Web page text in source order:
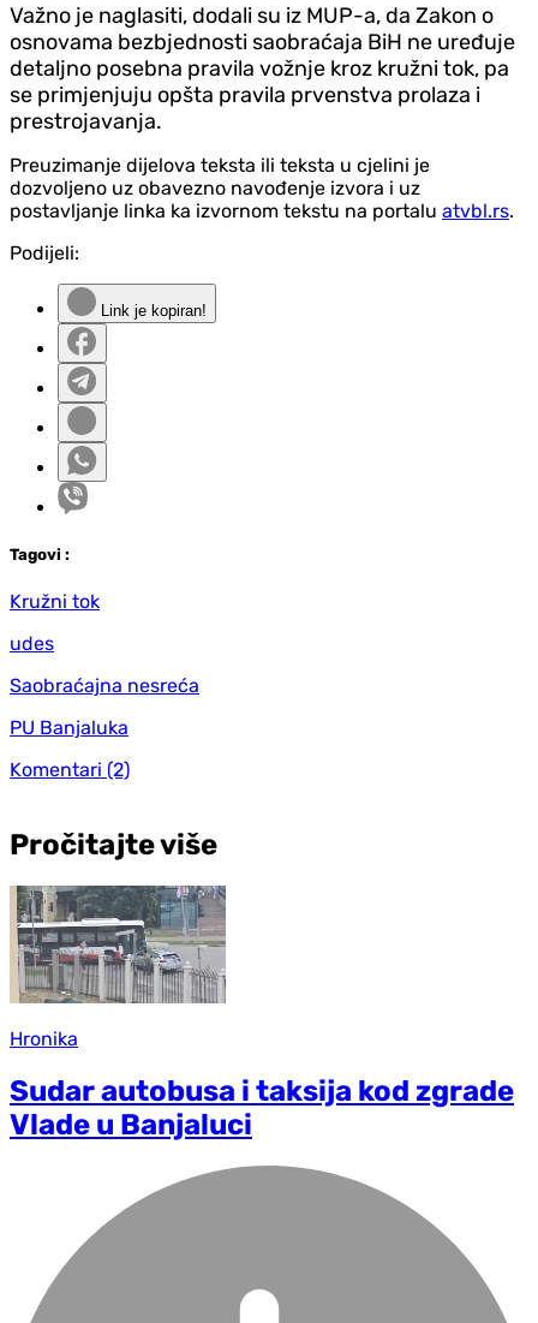
Važno je naglasiti, dodali su iz MUP-a, da Zakon o
osnovama bezbjednosti saobraćaja BiH ne uređuje
detaljno posebna pravila vožnje kroz kružni tok, pa
se primjenjuju opšta pravila prvenstva prolaza i
prestrojavanja.
Preuzimanje dijelova teksta ili teksta u cjelini je
dozvoljeno uz obavezno navođenje izvora i uz
postavljanje linka ka izvornom tekstu na portalu atvbl.rs.
Podijeli:
Link je kopiran!
Tagovi :
Kružni tok
udes
Saobraćajna nesreća
PU Banjaluka
Komentari (2)
Pročitajte više
Hronika
Sudar autobusa i taksija kod zgrade
Vlade u Banjaluci